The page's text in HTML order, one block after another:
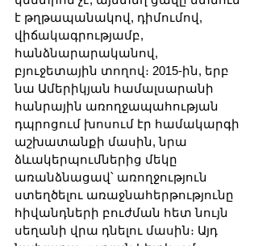
է թղթապանակով, դիմումով,
վիճակագրությամբ,
հանձնարարականով,
բյուջետային տողով։ 2015-ին, երբ
նա Ամերիկյան համալսարանի
հանրային առողջապահության
դպրոցում խոսում էր համակարգի
աշխատանքի մասին, նրա
ձևակերպումներից մեկը
առանձնացավ՝ առողջություն
ստեղծելու առաջնահերթությունը
հիվանդների բուժման հետ նույն
սեղանի վրա դնելու մասին։ Այդ